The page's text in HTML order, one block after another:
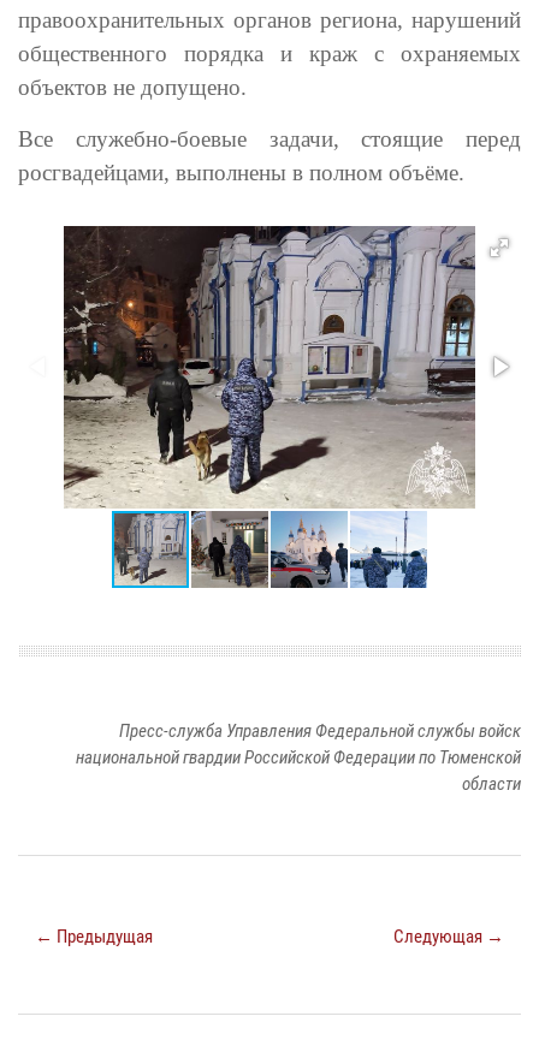
правоохранительных органов региона, нарушений
общественного порядка и краж с охраняемых
объектов не допущено.
Все служебно-боевые задачи, стоящие перед
росгвадейцами, выполнены в полном объёме.
Пресс-служба Управления Федеральной службы войск
национальной гвардии Российской Федерации по Тюменской
области
← Предыдущая Следующая →